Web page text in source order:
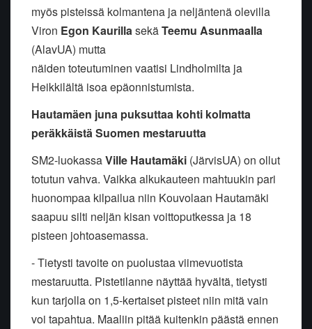
myös pisteissä kolmantena ja neljäntenä olevilla
Viron Egon KaurillasekäTeemu Asunmaalla
(AlavUA) mutta
näiden toteutuminen vaatisi Lindholmilta ja
Heikkilältä isoa epäonnistumista.
Hautamäen juna puksuttaa kohti kolmatta
peräkkäistä Suomen mestaruutta
SM2-luokassaVille Hautamäki (JärvisUA) on ollut
totutun vahva. Vaikka alkukauteen mahtuukin pari
huonompaa kilpailua niin Kouvolaan Hautamäki
saapuu silti neljän kisan voittoputkessa ja 18
pisteen johtoasemassa.
- Tietysti tavoite on puolustaa viimevuotista
mestaruutta. Pistetilanne näyttää hyvältä, tietysti
kun tarjolla on 1,5-kertaiset pisteet niin mitä vain
voi tapahtua. Maaliin pitää kuitenkin päästä ennen